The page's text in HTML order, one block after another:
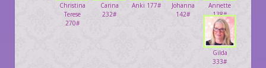
Annette
138#
Johanna
142#
Anki 177#
Carina
232#
Christina
Terese
270#
Gilda
333#